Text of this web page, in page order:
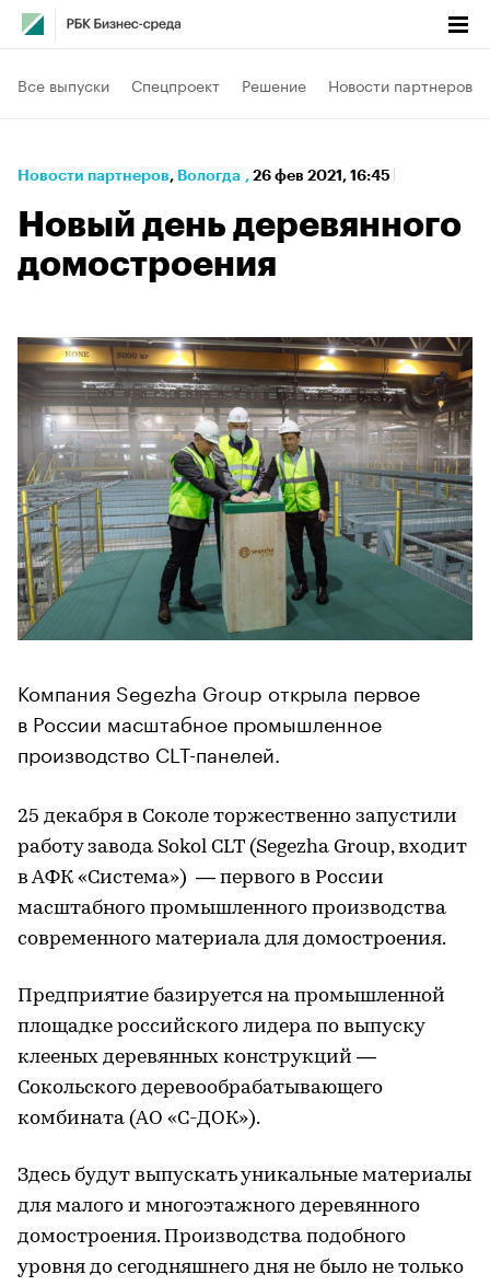
Все выпуски Спецпроект Решение Новости партнеров
Новости партнеров⁠, Вологда , 26 фев 2021, 16:45
Новый день деревянного
домостроения
Компания Segezha Group открыла первое
в России масштабное промышленное
производство CLT-панелей.
25 декабря в Соколе торжественно запустили
работу завода Sokol CLT (Segezha Group, входит
в АФК «Система») — первого в России
масштабного промышленного производства
современного материала для домостроения.
Предприятие базируется на промышленной
площадке российского лидера по выпуску
клееных деревянных конструкций —
Сокольского деревообрабатывающего
комбината (АО «С-ДОК»).
Здесь будут выпускать уникальные материалы
для малого и многоэтажного деревянного
домостроения. Производства подобного
уровня до сегодняшнего дня не было не только